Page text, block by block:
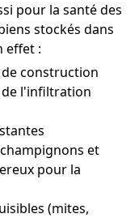
pour la santé des
stockés dans
effet :
construction
de l'infiltration
et
pour la
(mites,